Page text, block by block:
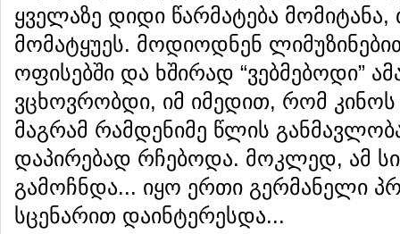
ყველაზე დიდი წარმატება
მომატყუეს. მოდიოდნენ
ოფისებში და ხშირად “ვებმებოდი”
ვცხოვრობდი, იმ იმედით, რომ კინოს
მაგრამ რამდენიმე წლის
დაპირებად რჩებოდა. მოკლედ, ამ
გამოჩნდა... იყო ერთი გერმანელი
სცენარით დაინტერესდა...